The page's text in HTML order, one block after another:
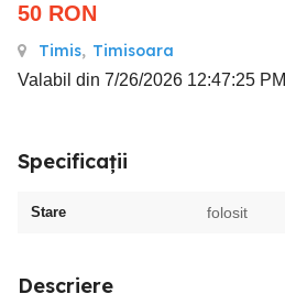
50 RON
Timis, Timisoara
Valabil din 7/26/2026 12:47:25 PM
Specificații
Stare folosit
Descriere